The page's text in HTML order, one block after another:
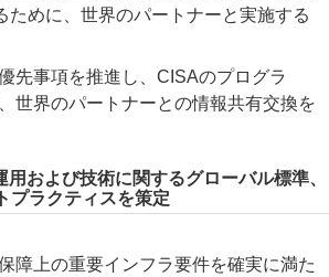
めに、世界のパートナーと実施する
先事項を推進し、CISAのプログラ
世界のパートナーとの情報共有交換を
および技術に関するグローバル標準、
プラクティスを策定
障上の重要インフラ要件を確実に満た